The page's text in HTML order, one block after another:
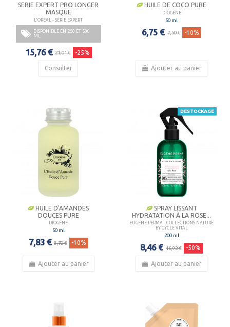
SERIE EXPERT PRO LONGER
MASQUE
L'ORÉAL - SÉRIE EXPERT
DISPONIBLE EN 250 ET 500
ML
15,76 € 21,01 € -25%
Consulter
HUILE DE COCO PURE
DIOGÈNE
50 ml
6,75 € 7,50 € -10%
Ajouter au panier
HUILE D'AMANDES
DOUCES PURE
DIOGÈNE
50 ml
7,83 € 8,70 € -10%
Ajouter au panier
DESTOCKAGE
SPRAY LISSANT
HYDRATATION À LA ROSE...
EUGENE PERMA - COLLECTIONS NATURE
BY CYCLE VITAL
200 ml
8,46 € 16,92 € -50%
Ajouter au panier